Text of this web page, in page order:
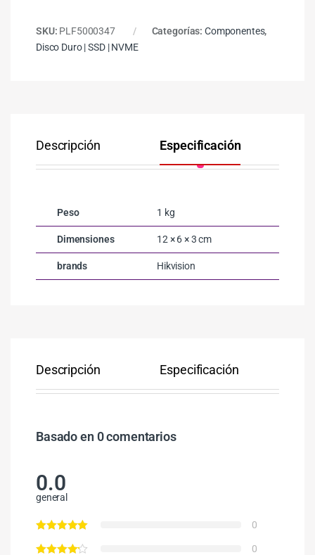
SKU: PLF5000347 Categorías: Componentes,
Disco Duro | SSD | NVME
Descripción Especificación
Peso 1 kg
Dimensiones 12 × 6 × 3 cm
brands Hikvision
Descripción Especificación
Basado en 0 comentarios
0.0
general
0
0